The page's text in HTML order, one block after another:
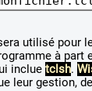
utilisé pour
à part
inclue tclsh.
leur gestion,